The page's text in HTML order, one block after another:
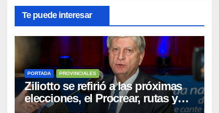
Te puede interesar
PORTADA PROVINCIALES
Ziliotto se refirió a las próximas
elecciones, el Procrear, rutas y
Vaca Muerta